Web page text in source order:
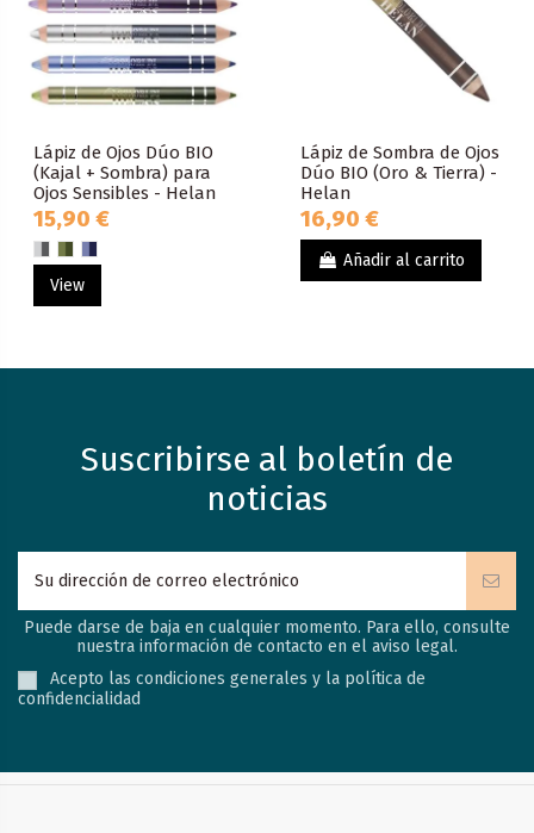
Lápiz de Ojos Dúo BIO
(Kajal + Sombra) para
Ojos Sensibles - Helan
15,90 €
View
Lápiz de Sombra de Ojos
Dúo BIO (Oro & Tierra) -
Helan
16,90 €
Añadir al carrito
Suscribirse al boletín de
noticias
Puede darse de baja en cualquier momento. Para ello, consulte
nuestra información de contacto en el aviso legal.
Acepto las condiciones generales y la política de
confidencialidad